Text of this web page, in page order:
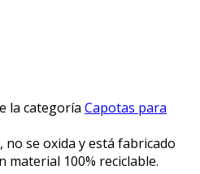
la categoría Capotas para
se oxida y está fabricado
material 100% reciclable.